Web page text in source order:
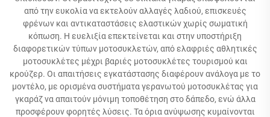
από την ευκολία να εκτελούν αλλαγές λαδιού, επισκευές
φρένων και αντικαταστάσεις ελαστικών χωρίς σωματική
κόπωση. Η ευελιξία επεκτείνεται και στην υποστήριξη
διαφορετικών τύπων μοτοσυκλετών, από ελαφριές αθλητικές
μοτοσυκλέτες μέχρι βαριές μοτοσυκλέτες τουρισμού και
κρούζερ. Οι απαιτήσεις εγκατάστασης διαφέρουν ανάλογα με το
μοντέλο, με ορισμένα συστήματα γερανωτού μοτοσυκλέτας για
γκαράζ να απαιτούν μόνιμη τοποθέτηση στο δάπεδο, ενώ άλλα
προσφέρουν φορητές λύσεις. Τα όρια ανύψωσης κυμαίνονται